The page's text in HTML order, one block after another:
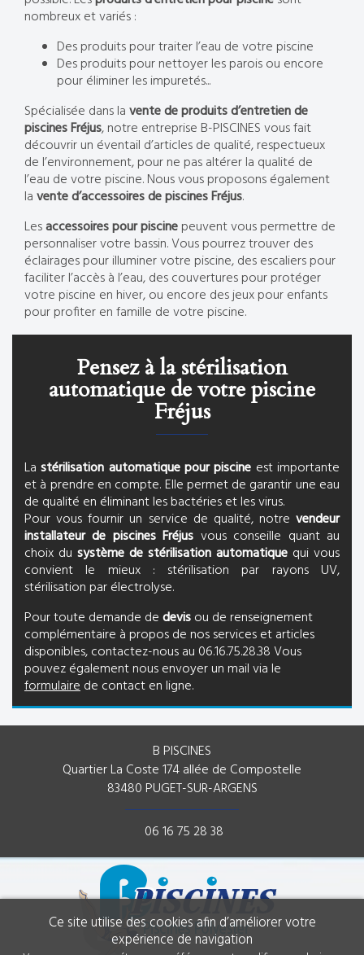
nombreux et variés :
Des produits pour traiter l’eau de votre piscine
Des produits pour nettoyer les parois ou encore
pour éliminer les impuretés...
Spécialisée dans lavente de produits d’entretien de
piscines Fréjus, notre entreprise B-PISCINES vous fait
découvrir un éventail d’articles de qualité, respectueux
de l’environnement, pour ne pas altérer la qualité de
l’eau de votre piscine. Nous vous proposons également
lavente d’accessoires de piscines Fréjus.
Lesaccessoires pour piscinepeuvent vous permettre de
personnaliser votre bassin. Vous pourrez trouver des
éclairages pour illuminer votre piscine, des escaliers pour
faciliter l’accès à l’eau, des couvertures pour protéger
votre piscine en hiver, ou encore des jeux pour enfants
pour profiter en famille de votre piscine.
Pensez à la stérilisation
automatique de votre piscine
Fréjus
Lastérilisation automatique pour piscine est importante
et à prendre en compte. Elle permet de garantir une eau
de qualité en éliminant les bactéries et les virus.
Pour vous fournir un service de qualité, notre vendeur
installateur de piscines Fréjus vous conseille quant au
choix du système de stérilisation automatique qui vous
convient le mieux : stérilisation par rayons UV,
stérilisation par électrolyse.
Pour toute demande dedevisou de renseignement
complémentaire à propos de nos services et articles
disponibles, contactez-nous au 06.16.75.28.38 Vous
pouvez également nous envoyer un mail via le
formulairede contact en ligne.
B PISCINES
Quartier La Coste 174 allée de Compostelle
83480 PUGET-SUR-ARGENS
06 16 75 28 38
Ce site utilise des cookies afin d’améliorer votre
expérience de navigation